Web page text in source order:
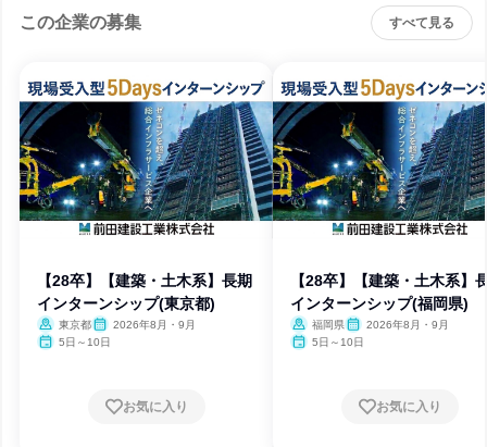
この企業の募集 すべて見る
【28卒】【建築・土木系】長期
インターンシップ(東京都)
東京都
2026年8月・9月
5日～10日
お気に入り
【28卒】【建築・土木系】
インターンシップ(福岡県)
福岡県
2026年8月・9月
5日～10日
お気に入り